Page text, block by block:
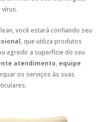
vírus.
você estará confiando seu
, que utiliza produtos
agredir a superfície do seu
atendimento, equipe
os serviços às suas